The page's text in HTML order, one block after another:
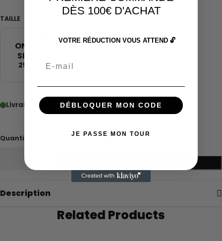
TAILLE
ONE-
SIZE
25€
Livraison 48–72h Livraison 5 à 12 jours
Quantité
Description
Related Products
DÈS 100€ D'ACHAT
VOTRE RÉDUCTION VOUS ATTEND 🔓
DÉBLOQUER MON CODE
JE PASSE MON TOUR